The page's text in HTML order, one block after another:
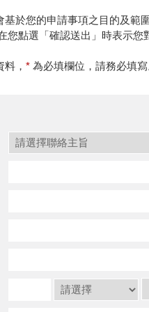
於您的申請事項之目的及範
您點選「確認送出」時表示您
， 為必填欄位，請務必填寫